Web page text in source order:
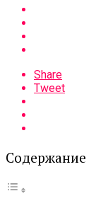
Share
Tweet
Содержание